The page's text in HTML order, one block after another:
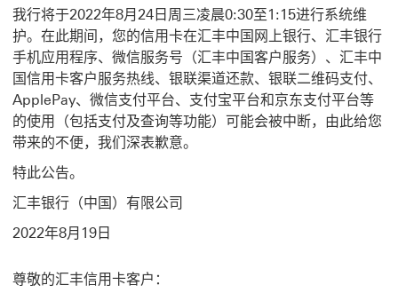
我行将于2022年8月24日周三凌晨0:30至1:15进行系统维
护。在此期间，您的信用卡在汇丰中国网上银行、汇丰银行
手机应用程序、微信服务号（汇丰中国客户服务）、汇丰中
国信用卡客户服务热线、银联渠道还款、银联二维码支付、
ApplePay、微信支付平台、支付宝平台和京东支付平台等
的使用（包括支付及查询等功能）可能会被中断，由此给您
带来的不便，我们深表歉意。
特此公告。
汇丰银行（中国）有限公司
2022年8月19日
尊敬的汇丰信用卡客户：